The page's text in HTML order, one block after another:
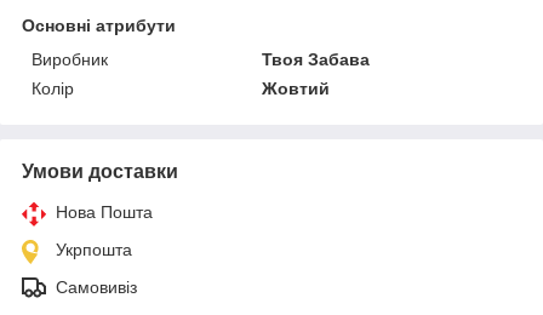
Основні атрибути
Виробник
Твоя Забава
Колір
Жовтий
Умови доставки
Нова Пошта
Укрпошта
Самовивіз